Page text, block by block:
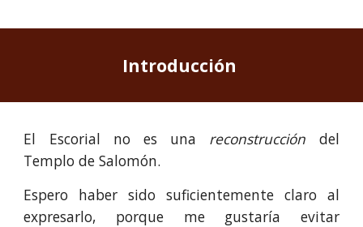
Introducción
El Escorial no es una reconstrucción del
Templo de Salomón.
Espero haber sido suficientemente claro al
expresarlo, porque me gustaría evitar